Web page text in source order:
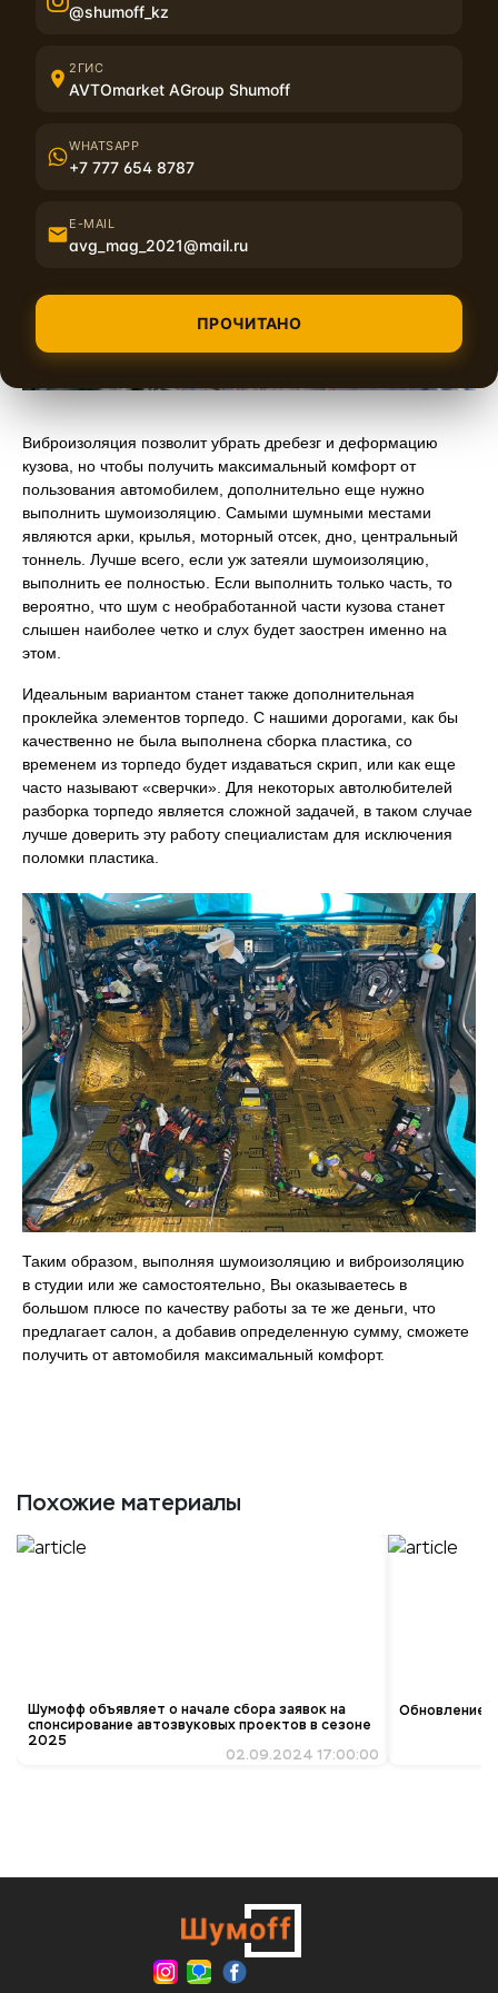
месте эффекта не будет. В дальнейшем в том месте будет
Виброизоляция позволит убрать дребезг и деформацию
кузова, но чтобы получить максимальный комфорт от
пользования автомобилем, дополнительно еще нужно
выполнить шумоизоляцию. Самыми шумными местами
являются арки, крылья, моторный отсек, дно, центральный
тоннель. Лучше всего, если уж затеяли шумоизоляцию,
выполнить ее полностью. Если выполнить только часть, то
вероятно, что шум с необработанной части кузова станет
слышен наиболее четко и слух будет заострен именно на
этом.
Идеальным вариантом станет также дополнительная
проклейка элементов торпедо. С нашими дорогами, как бы
качественно не была выполнена сборка пластика, со
временем из торпедо будет издаваться скрип, или как еще
часто называют «сверчки». Для некоторых автолюбителей
разборка торпедо является сложной задачей, в таком случае
лучше доверить эту работу специалистам для исключения
поломки пластика.
Таким образом, выполняя шумоизоляцию и виброизоляцию
в студии или же самостоятельно, Вы оказываетесь в
большом плюсе по качеству работы за те же деньги, что
предлагает салон, а добавив определенную сумму, сможете
получить от автомобиля максимальный комфорт.
Похожие материалы
Шумофф объявляет о начале сбора заявок на
спонсирование автозвуковых проектов в сезоне
2025
02.09.2024 17:00:00
Обновление
@shumoff_kz
2ГИС
AVTOmarket AGroup Shumoff
WHATSAPP
+7 777 654 8787
E-MAIL
avg_mag_2021@mail.ru
ПРОЧИТАНО